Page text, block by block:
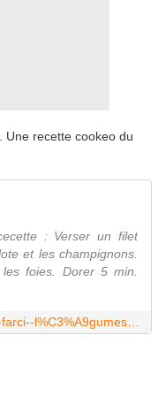
Une recette cookeo du
: Verser un filet
et les champignons.
foies. Dorer 5 min.